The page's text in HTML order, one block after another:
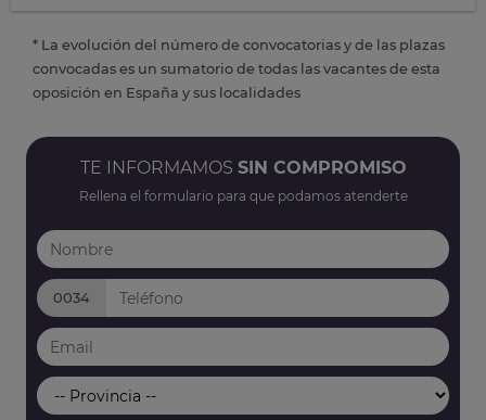
* La evolución del número de convocatorias y de las plazas
convocadas es un sumatorio de todas las vacantes de esta
oposición en España y sus localidades
TE INFORMAMOS SIN COMPROMISO
Rellena el formulario para que podamos atenderte
0034